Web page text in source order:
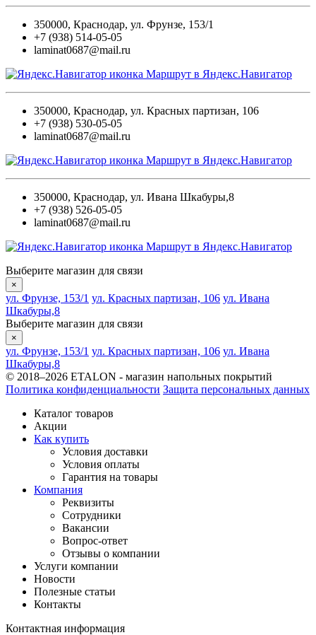
350000, Краснодар, ул. Фрунзе, 153/1
+7 (938) 514-05-05
laminat0687@mail.ru
Маршрут в Яндекс.Навигатор
350000, Краснодар, ул. Красных партизан, 106
+7 (938) 530-05-05
laminat0687@mail.ru
Маршрут в Яндекс.Навигатор
350000, Краснодар, ул. Ивана Шкабуры,8
+7 (938) 526-05-05
laminat0687@mail.ru
Маршрут в Яндекс.Навигатор
Выберите магазин для связи
×
ул. Фрунзе, 153/1 ул. Красных партизан, 106 ул. Ивана
Шкабуры,8
Выберите магазин для связи
×
ул. Фрунзе, 153/1 ул. Красных партизан, 106 ул. Ивана
Шкабуры,8
© 2018–2026 ETALON - магазин напольных покрытий
Политика конфиденциальности Защита персональных данных
Каталог товаров
Акции
Как купить
Условия доставки
Условия оплаты
Гарантия на товары
Компания
Реквизиты
Сотрудники
Вакансии
Вопрос-ответ
Отзывы о компании
Услуги компании
Новости
Полезные статьи
Контакты
Контактная информация